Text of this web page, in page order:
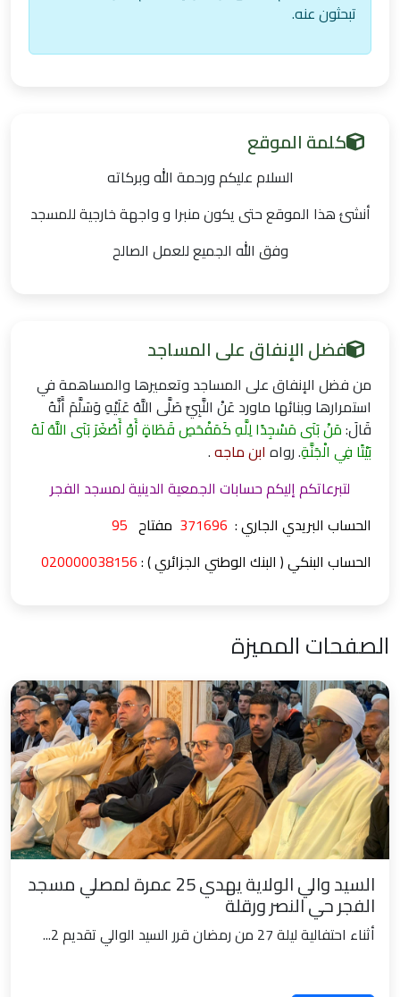
تبحثون عنه.
كلمة الموقع
السلام عليكم ورحمة الله وبركاته
أنشئ هذا الموقع حتى يكون منبرا و واجهة خارجية للمسجد
وفق الله الجميع للعمل الصالح
فضل الإنفاق على المساجد
من فضل الإنفاق على المساجد وتعميرها والمساهمة في
استمرارها وبنائها ماورد عَنْ النَّبِيِّ صَلَّى اللَّهُ عَلَيْهِ وَسَلَّمَ أَنَّهُ
قَالَ:مَنْ بَنَى مَسْجِدًا لِلَّهِ كَمَفْحَصِ قَطَاةٍ أَوْ أَصْغَرَ بَنَى اللَّهُ لَهُ
بَيْتًا فِي الْجَنَّةِ. رواه ابن ماجه.
لتبرعاتكم إليكم حسابات الجمعية الدينية لمسجد الفجر
الحساب البريدي الجاري : 371696 مفتاح
الحساب البنكي ( البنك الوطني الجزائري ) :020000038156
الصفحات المميزة
السيد والي الولاية يهدي 25 عمرة لمصلي مسجد
الفجر حي النصر ورقلة
أثناء احتفالية ليلة 27 من رمضان قرر السيد الوالي تقديم 2...